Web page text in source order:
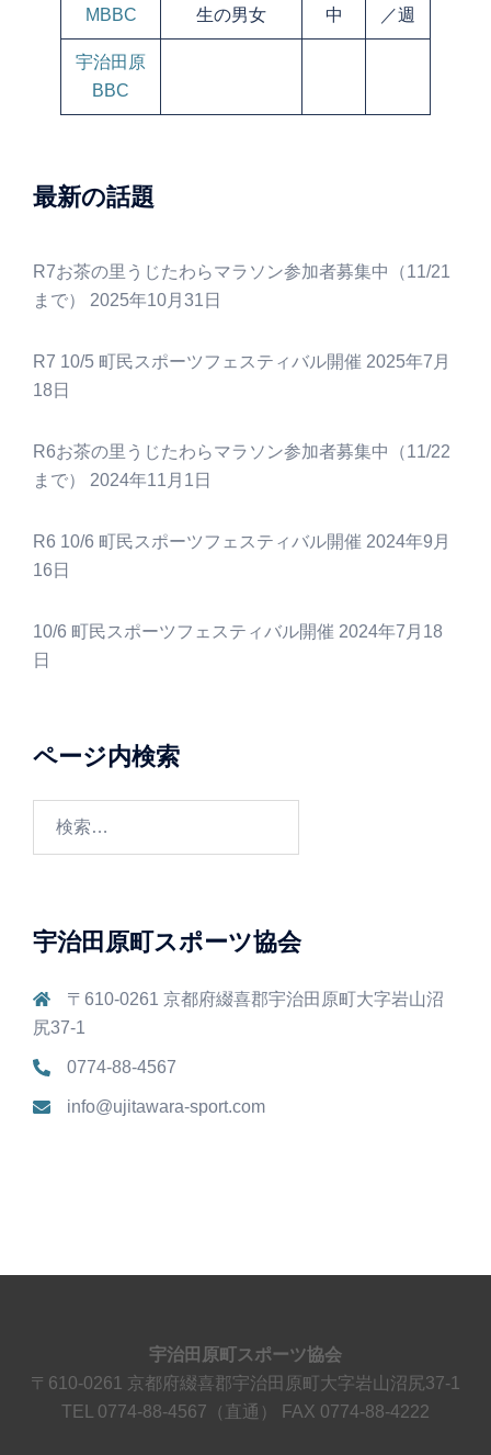
MBBC
生の男女
中
／週
宇治田原
BBC
最新の話題
R7お茶の里うじたわらマラソン参加者募集中（11/21
まで）
2025年10月31日
R7 10/5 町民スポーツフェスティバル開催 2025年7月
18日
R6お茶の里うじたわらマラソン参加者募集中（11/22
まで）
2024年11月1日
R6 10/6 町民スポーツフェスティバル開催 2024年9月
16日
10/6 町民スポーツフェスティバル開催 2024年7月18
日
ページ内検索
宇治田原町スポーツ協会
〒610-0261 京都府綴喜郡宇治田原町大字岩山沼
尻37-1
0774-88-4567
info@ujitawara-sport.com
宇治田原町スポーツ協会
〒610-0261 京都府綴喜郡宇治田原町大字岩山沼尻37-1
TEL 0774-88-4567（直通） FAX 0774-88-4222